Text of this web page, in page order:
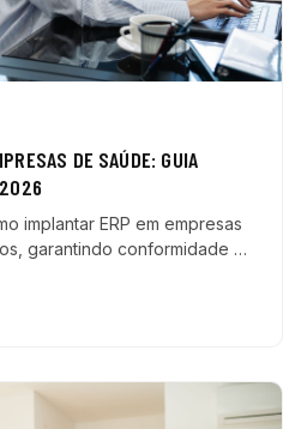
DE SAÚDE: GUIA
2026
implantar ERP em empresas
garantindo conformidade e